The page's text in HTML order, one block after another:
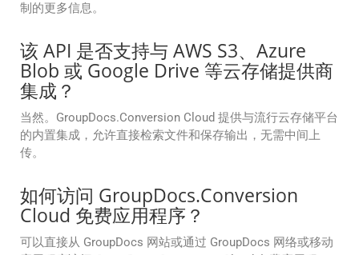
制的更多信息。
该 API 是否支持与 AWS S3、Azure
Blob 或 Google Drive 等云存储提供商
集成？
当然。GroupDocs.Conversion Cloud 提供与流行云存储平台
的内置集成，允许直接检索文件和保存输出，无需中间上
传。
如何访问 GroupDocs.Conversion
Cloud 免费应用程序？
可以直接从 GroupDocs 网站或通过 GroupDocs 网络或移动